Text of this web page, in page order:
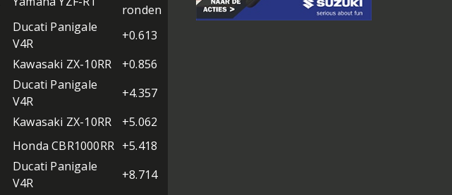
ronden
Ducati Panigale
V4R
+0.613
Kawasaki ZX-10RR
+0.856
Ducati Panigale
V4R
+4.357
Kawasaki ZX-10RR
+5.062
Honda CBR1000RR +5.418
Ducati Panigale
V4R
+8.714